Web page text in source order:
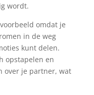
wordt.
omdat je
in de weg
kunt delen.
opstapelen en
over je partner, wat